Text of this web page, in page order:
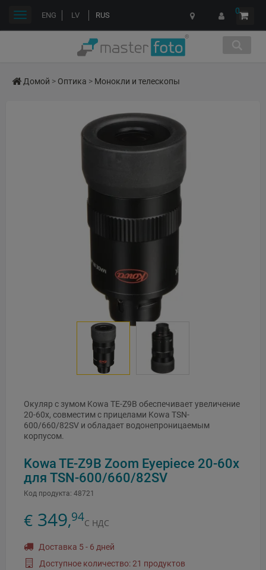
ENG LV RUS 0
Переключить
Домой > Оптика > Монокли и телескопы
Окуляр с зумом Kowa TE-Z9B обеспечивает увеличение
20-60x, совместим с прицелами Kowa TSN-
600/660/82SV и обладает водонепроницаемым
корпусом.
Kowa TE-Z9B Zoom Eyepiece 20-60x
для TSN-600/660/82SV
Код продукта: 48721
€ 349,94С НДС
Доставка 5 - 6 дней
Доступное количество: 21 продуктов